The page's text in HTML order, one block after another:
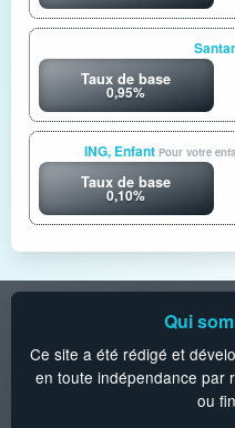
Taux de base
0,95%
ING, Enfant Pour votre
Taux de base
0,10%
Qui
Ce site a été rédigé et
en toute indépendance par
ou